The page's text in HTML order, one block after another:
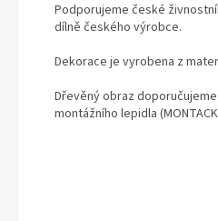
Podporujeme české
dílně českého výrobce.
Dekorace je vyrobena z
Dřevěný obraz
montážního lepidla